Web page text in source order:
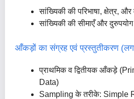
सांख्यिकी की परिभाषा, क्षेत्र, और
सांख्यिकी की सीमाएँ और दुरुपयोग
आँकड़ों का संग्रह एवं प्रस्तुतीकरण
प्राथमिक व द्वितीयक आँकड़े
Data)
Sampling के तरीके: Simple